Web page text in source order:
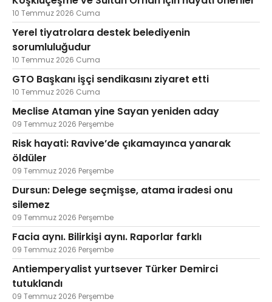
10 Temmuz 2026 Cuma
Yerel tiyatrolara destek belediyenin
sorumluluğudur
10 Temmuz 2026 Cuma
GTO Başkanı işçi sendikasını ziyaret etti
10 Temmuz 2026 Cuma
Meclise Ataman yine Sayan yeniden aday
09 Temmuz 2026 Perşembe
Risk hayati: Ravive’de çıkamayınca yanarak
öldüler
09 Temmuz 2026 Perşembe
Dursun: Delege seçmişse, atama iradesi onu
silemez
09 Temmuz 2026 Perşembe
Facia aynı. Bilirkişi aynı. Raporlar farklı
09 Temmuz 2026 Perşembe
Antiemperyalist yurtsever Türker Demirci
tutuklandı
09 Temmuz 2026 Perşembe